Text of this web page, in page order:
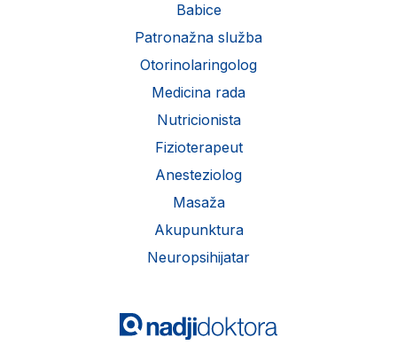
Babice
Patronažna služba
Otorinolaringolog
Medicina rada
Nutricionista
Fizioterapeut
Anesteziolog
Masaža
Akupunktura
Neuropsihijatar